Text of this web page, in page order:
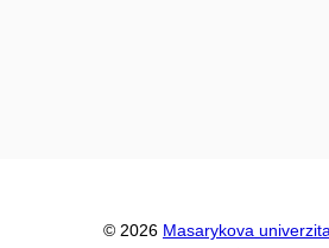
© 2026 Masarykova univerzita